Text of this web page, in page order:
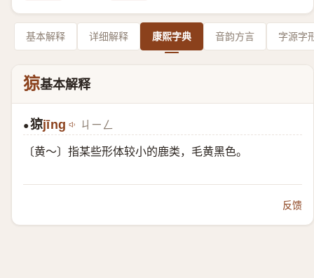
基本解释 详细解释 康熙字典 音韵方言 字源字
猄基本解释
●猄jīng ㄐㄧㄥ
〔黄～〕指某些形体较小的鹿类，毛黄黑色。
反馈